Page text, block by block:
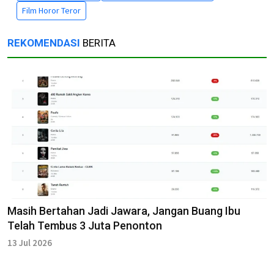
Film Horor Teror
REKOMENDASI BERITA
Masih Bertahan Jadi Jawara, Jangan Buang Ibu
Telah Tembus 3 Juta Penonton
13 Jul 2026